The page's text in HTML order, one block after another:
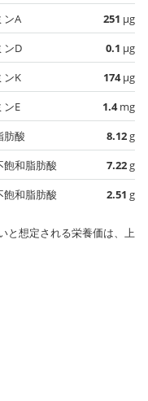
ンA
251 µg
ンD
0.1 µg
ンK
174µg
ンE
1.4mg
肪酸
8.12g
飽和脂肪酸
7.22g
飽和脂肪酸
2.51 g
と想定される栄養価は、上